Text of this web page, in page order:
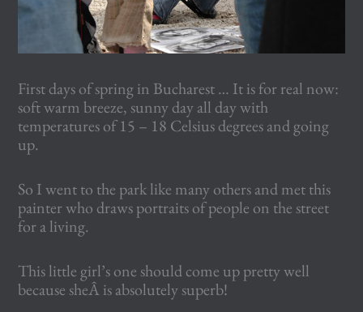
First days of spring in Bucharest … It is for real now:
soft warm breeze, sunny day all day with
temperatures of 15 – 18 Celsius degrees and going
up.
So I went to the park like many others and met this
painter who draws portraits of people on the street
for a living.
This little girl’s one should come up pretty well
because sheÂ is absolutely superb!